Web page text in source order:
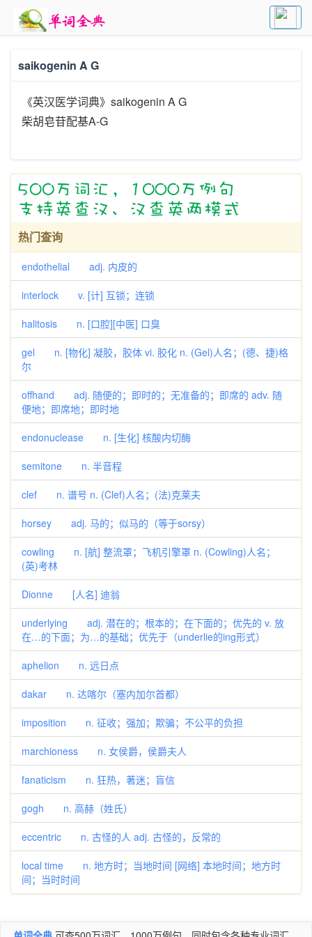
saikogenin A G
《英汉医学词典》saikogenin A G
柴胡皂苷配基A-G
热门查询
endothelial adj. 内皮的
interlock v. [计] 互锁；连锁
halitosis n. [口腔][中医] 口臭
gel n. [物化] 凝胶，胶体 vi. 胶化 n. (Gel)人名；(德、捷)格
尔
offhand adj. 随便的；即时的；无准备的；即席的 adv. 随
便地；即席地；即时地
endonuclease n. [生化] 核酸内切酶
semitone n. 半音程
clef n. 谱号 n. (Clef)人名；(法)克莱夫
horsey adj. 马的；似马的（等于sorsy）
cowling n. [航] 整流罩；飞机引擎罩 n. (Cowling)人名；
(英)考林
Dionne [人名] 迪翁
underlying adj. 潜在的；根本的；在下面的；优先的 v. 放
在…的下面；为…的基础；优先于（underlie的ing形式）
aphelion n. 远日点
dakar n. 达喀尔（塞内加尔首都）
imposition n. 征收；强加；欺骗；不公平的负担
marchioness n. 女侯爵，侯爵夫人
fanaticism n. 狂热，著迷；盲信
gogh n. 高赫（姓氏）
eccentric n. 古怪的人 adj. 古怪的，反常的
local time n. 地方时；当地时间 [网络] 本地时间；地方时
间；当时时间